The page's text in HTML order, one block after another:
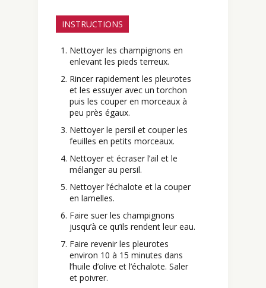
INSTRUCTIONS
Nettoyer les champignons en
enlevant les pieds terreux.
Rincer rapidement les pleurotes
et les essuyer avec un torchon
puis les couper en morceaux à
peu près égaux.
Nettoyer le persil et couper les
feuilles en petits morceaux.
Nettoyer et écraser l’ail et le
mélanger au persil.
Nettoyer l’échalote et la couper
en lamelles.
Faire suer les champignons
jusqu’à ce qu’ils rendent leur eau.
Faire revenir les pleurotes
environ 10 à 15 minutes dans
l’huile d’olive et l’échalote. Saler
et poivrer.